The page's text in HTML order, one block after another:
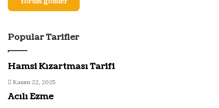
Popular Tarifler
Hamsi Kızartması Tarifi
Kasım 22, 2025
Acılı Ezme